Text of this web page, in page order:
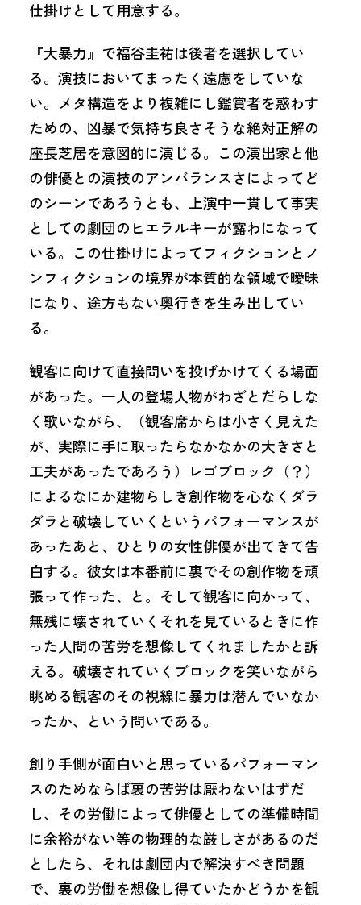
仕掛けとして用意する。
『大暴力』で福谷圭祐は後者を選択してい
る。演技においてまったく遠慮をしていな
い。メタ構造をより複雑にし鑑賞者を惑わす
ための、凶暴で気持ち良さそうな絶対正解の
座長芝居を意図的に演じる。この演出家と他
の俳優との演技のアンバランスさによってど
のシーンであろうとも、上演中一貫して事実
としての劇団のヒエラルキーが露わになって
いる。この仕掛けによってフィクションとノ
ンフィクションの境界が本質的な領域で曖昧
になり、途方もない奥行きを生み出してい
る。
観客に向けて直接問いを投げかけてくる場面
があった。一人の登場人物がわざとだらしな
く歌いながら、（観客席からは小さく見えた
が、実際に手に取ったらなかなかの大きさと
工夫があったであろう）レゴブロック（？）
によるなにか建物らしき創作物を心なくダラ
ダラと破壊していくというパフォーマンスが
あったあと、ひとりの女性俳優が出てきて告
白する。彼女は本番前に裏でその創作物を頑
張って作った、と。そして観客に向かって、
無残に壊されていくそれを見ているときに作
った人間の苦労を想像してくれましたかと訴
える。破壊されていくブロックを笑いながら
眺める観客のその視線に暴力は潜んでいなか
ったか、という問いである。
創り手側が面白いと思っているパフォーマン
スのためならば裏の苦労は厭わないはずだ
し、その労働によって俳優としての準備時間
に余裕がない等の物理的な厳しさがあるのだ
としたら、それは劇団内で解決すべき問題
で、裏の労働を想像し得ていたかどうかを観